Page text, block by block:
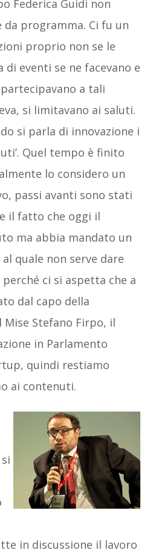
Federica Guidi non
da programma. Ci fu un
proprio non se le
eventi se ne facevano e
a tali
si limitavano ai saluti.
si parla di innovazione i
Quel tempo è finito
lo considero un
passi avanti sono stati
il fatto che oggi il
ma abbia mandato un
quale non serve dare
perché ci si aspetta che a
dal capo della
Stefano Firpo, il
in Parlamento
quindi restiamo
ai contenuti.
in discussione il lavoro